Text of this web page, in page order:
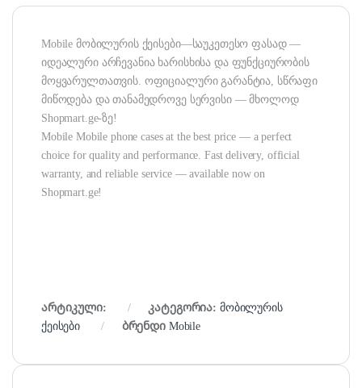
Mobile მობილურის ქეისები—საუკეთესო ფასად —
იდეალური არჩევანია ხარისხისა და ფუნქციურობის
მოყვარულთათვის. ოფიციალური გარანტია, სწრაფი
მიწოდება და თანამედროვე სერვისი — მხოლოდ
Shopmart.ge-ზე!
Mobile Mobile phone cases at the best price — a perfect
choice for quality and performance. Fast delivery, official
warranty, and reliable service — available now on
Shopmart.ge!
არტიკული: კატეგორია: მობილურის
ქეისები
ბრენდი Mobile